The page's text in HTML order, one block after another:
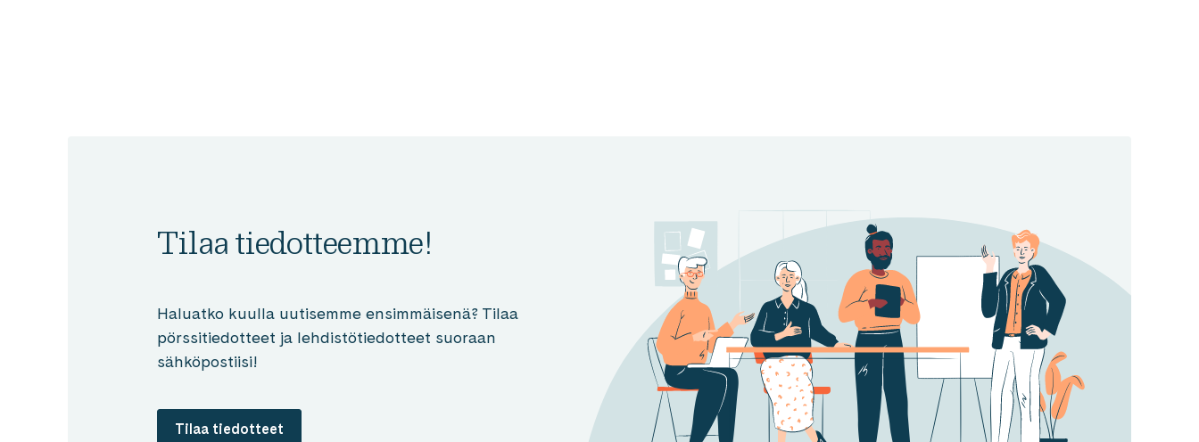
Tilaa tiedotteemme!
Haluatko kuulla uutisemme ensimmäisenä? Tilaa
pörssitiedotteet ja lehdistötiedotteet suoraan
sähköpostiisi!
Tilaa tiedotteet